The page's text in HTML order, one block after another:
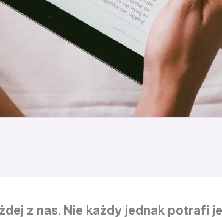
z nas. Nie każdy jednak potrafi